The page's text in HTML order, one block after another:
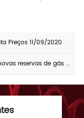
Preços 11/09/2020
de gás natural em Sichuan